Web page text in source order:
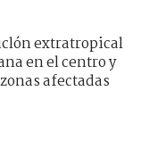
extratropical
en el centro y
afectadas